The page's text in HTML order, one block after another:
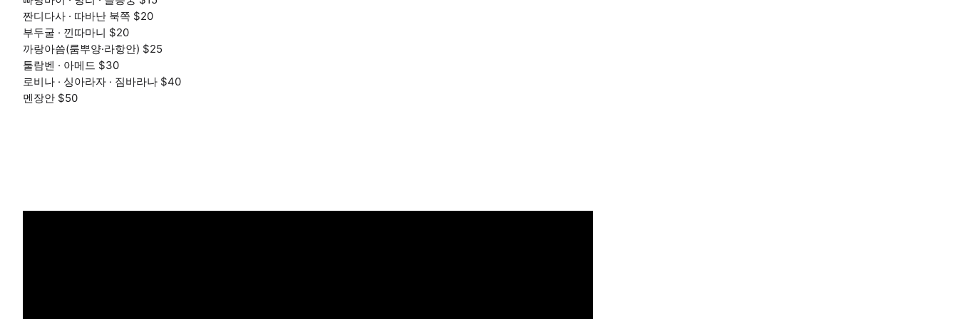
짠디다사 · 따바난 북쪽 $20
부두굴 · 낀따마니 $20
까랑아씀(룸뿌양·라항안) $25
툴람벤 · 아메드 $30
로비나 · 싱아라자 · 짐바라나 $40
멘장안 $50